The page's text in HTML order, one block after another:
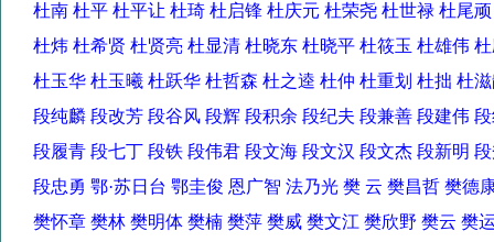
杜南 杜平 杜平让 杜琦 杜启锋 杜庆元 杜荣尧 杜世禄 杜尾
杜炜 杜希贤 杜贤亮 杜显清 杜晓东 杜晓平 杜筱玉 杜雄伟
杜玉华 杜玉曦 杜跃华 杜哲森 杜之逵 杜仲 杜重划 杜拙 杜
段纯麟 段改芳 段谷风 段辉 段积余 段纪夫 段兼善 段建伟
段履青 段七丁 段铁 段伟君 段文海 段文汉 段文杰 段新明
段忠勇 鄂·苏日台 鄂圭俊 恩广智 法乃光 樊 云 樊昌哲 樊
樊怀章 樊林 樊明体 樊楠 樊萍 樊威 樊文江 樊欣野 樊云